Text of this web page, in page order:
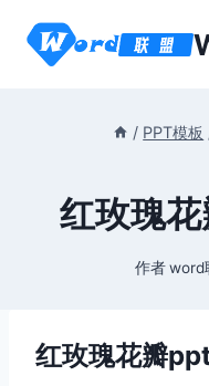
/ PPT模板
红玫瑰
作者word
红玫瑰花瓣